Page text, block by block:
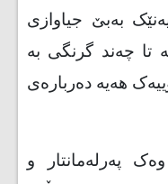
بەبێ جیاوازی
تا چەند گرنگی بە
هەیە دەربارەی
34 ساڵیدا وەک پەرلەمانتار و